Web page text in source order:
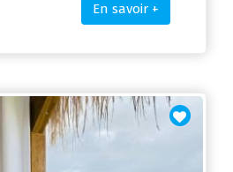
En savoir +